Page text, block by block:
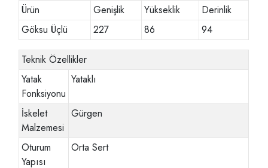
Ürün Genişlik Yükseklik
Derinlik
Göksu Üçlü
227 86 94
Teknik Özellikler
Yatak
Fonksiyonu
Yataklı
İskelet
Malzemesi
Gürgen
Oturum
Yapısı
Orta Sert